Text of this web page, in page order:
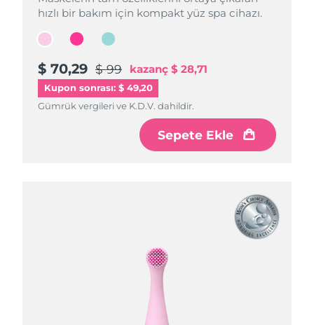
hızlı bir bakım için kompakt yüz spa cihazı.
$ 70,29 $ 99 kazanç $ 28,71
Kupon sonrası: $ 49,20
Gümrük vergileri ve K.D.V. dahildir.
Sepete Ekle
hızlı bir bakım için kompakt yüz spa cihazı.
$ 70,29 $ 99 kazanç $ 28,71
Gümrük vergileri ve K.D.V. dahildir.
Sepete Ekle
hızlı bir bakım için kompakt yüz spa cihazı.
$ 70,29 $ 99 kazanç $ 28,71
Gümrük vergileri ve K.D.V. dahildir.
Sepete Ekle